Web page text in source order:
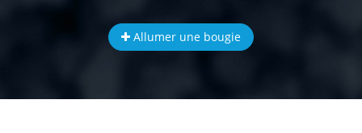
Allumer une bougie